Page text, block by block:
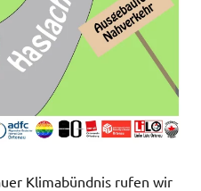
Klimabündnis rufen wir